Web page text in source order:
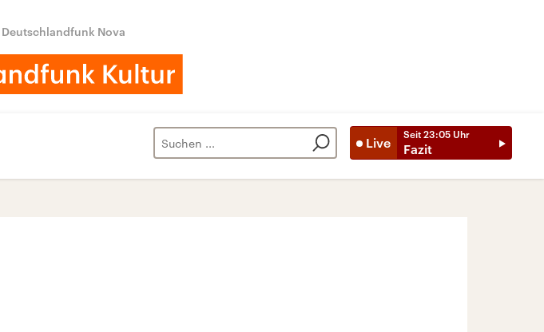
Deutschlandfunk Nova
Live
Seit 23:05 Uhr
Fazit